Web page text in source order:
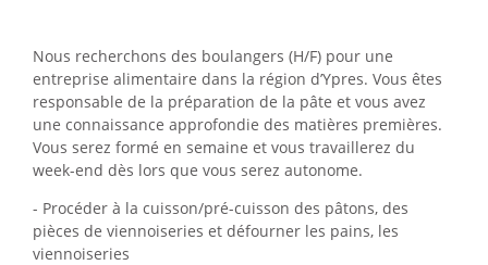
Nous recherchons des boulangers (H/F) pour une
entreprise alimentaire dans la région d’Ypres. Vous êtes
responsable de la préparation de la pâte et vous avez
une connaissance approfondie des matières premières.
Vous serez formé en semaine et vous travaillerez du
week-end dès lors que vous serez autonome.
- Procéder à la cuisson/pré-cuisson des pâtons, des
pièces de viennoiseries et défourner les pains, les
viennoiseries